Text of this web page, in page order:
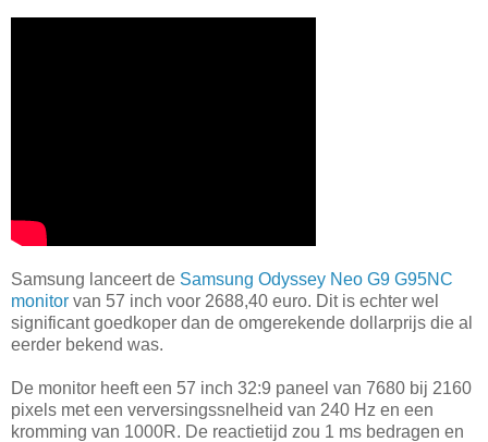
Samsung lanceert de Samsung Odyssey Neo G9 G95NC
monitor van 57 inch voor 2688,40 euro. Dit is echter wel
significant goedkoper dan de omgerekende dollarprijs die al
eerder bekend was.
De monitor heeft een 57 inch 32:9 paneel van 7680 bij 2160
pixels met een verversingssnelheid van 240 Hz en een
kromming van 1000R. De reactietijd zou 1 ms bedragen en